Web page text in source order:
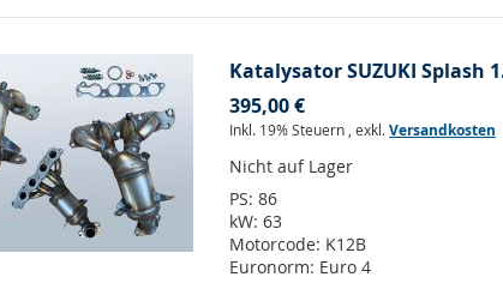
Katalysator SUZUKI Splash
395,00 €
Inkl. 19% Steuern ,exkl.Versandkosten
Nicht auf Lager
PS:86
kW:63
Motorcode: K12B
Euronorm: Euro 4